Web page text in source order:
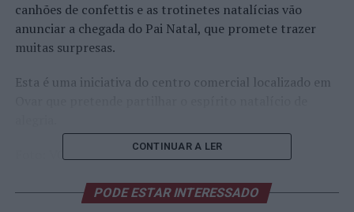
canhões de confettis e as trotinetes natalícias vão
anunciar a chegada do Pai Natal, que promete trazer
muitas surpresas.
Esta é uma iniciativa do centro comercial localizado em
Foto: VO.
TÓPICOS RELACIONADOS:
CONTEÚDO PUBLICITÁRIO
CONTINUAR A LER
PODE ESTAR INTERESSADO